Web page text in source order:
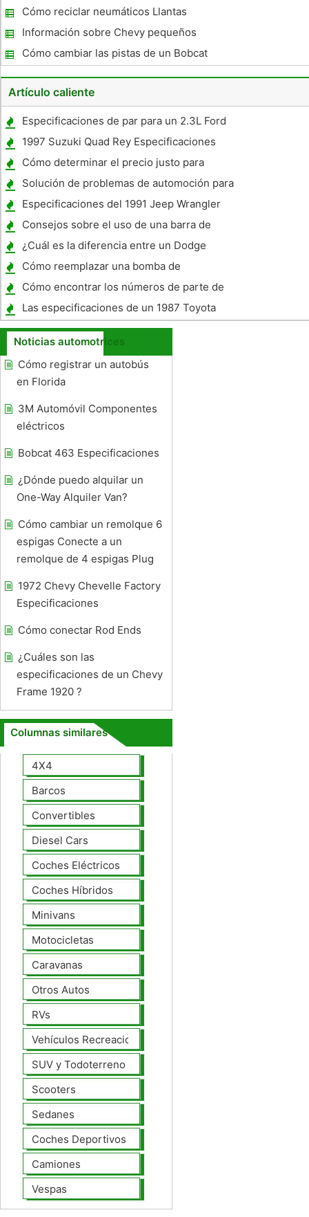
Cómo reciclar neumáticos Llantas
Información sobre Chevy pequeños
motores de bloque
Cómo cambiar las pistas de un Bobcat
Artículo caliente
Especificaciones de par para un 2.3L Ford
1997 Suzuki Quad Rey Especificaciones
Cómo determinar el precio justo para
vender su coche
Solución de problemas de automoción para
la luz del motor
Especificaciones del 1991 Jeep Wrangler
Consejos sobre el uso de una barra de
arcilla
¿Cuál es la diferencia entre un Dodge
Caravan y un Dodge Grand Caravan?
Cómo reemplazar una bomba de
combustible en un 1970 Pontiac 350
Cómo encontrar los números de parte de
mi Chevy Silverado
Las especificaciones de un 1987 Toyota
4Runner
Noticias automotrices
Cómo registrar un autobús
en Florida
3M Automóvil Componentes
eléctricos
Bobcat 463 Especificaciones
¿Dónde puedo alquilar un
One-Way Alquiler Van?
Cómo cambiar un remolque 6
espigas Conecte a un
remolque de 4 espigas Plug
1972 Chevy Chevelle Factory
Especificaciones
Cómo conectar Rod Ends
¿Cuáles son las
especificaciones de un Chevy
Frame 1920 ?
Columnas similares
4X4
Barcos
Convertibles
Diesel Cars
Coches Eléctricos
Coches Híbridos
Minivans
Motocicletas
Caravanas
Otros Autos
RVs
Vehículos Recreacionales
SUV y Todoterreno
Scooters
Sedanes
Coches Deportivos
Camiones
Vespas